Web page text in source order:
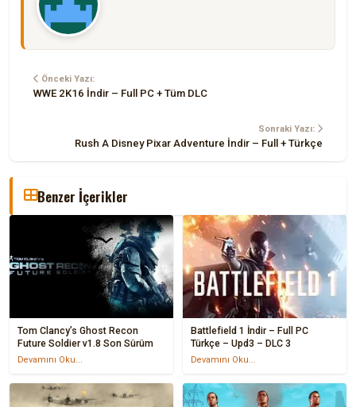
Önceki Yazı:
WWE 2K16 İndir – Full PC + Tüm DLC
Sonraki Yazı:
Rush A Disney Pixar Adventure İndir – Full + Türkçe
Benzer İçerikler
Tom Clancy’s Ghost Recon
Future Soldier v1.8 Son Sürüm
Devamını Oku...
Battlefield 1 İndir – Full PC
Türkçe – Upd3 – DLC 3
Devamını Oku...